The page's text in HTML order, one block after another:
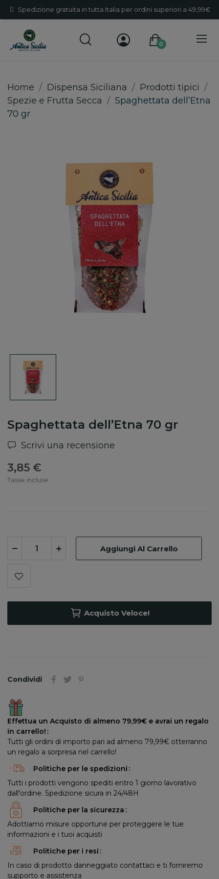
Spedizione gratuita in tutta Italia per ordini superiori a 49,99€
0
Home Dispensa Siciliana
Prodotti tipici
Spezie e Frutta Secca
Spaghettata dell’Etna
70 gr
Spaghettata dell’Etna 70 gr
Scrivi una recensione
3,85 €
Tasse incluse
Aggiungi Al Carrello
Acquisto Veloce!
Condividi
Effettua un Acquisto di almeno 79,99€ e avrai un regalo
in carrello!
Tutti gli ordini di importo pari ad almeno 79,99€ otterranno
un regalo a sorpresa nel carrello!
Politiche per le spedizioni
Tutti i prodotti vengono spediti entro 1 giorno lavorativo
dall'ordine. Spedizione sicura in 24/48H
Politiche per la sicurezza
Adottiamo misure opportune per proteggere le tue
informazioni e i tuoi acquisti
Politiche per i resi
In caso di prodotto danneggiato contattaci e ti forniremo
supporto e assistenza